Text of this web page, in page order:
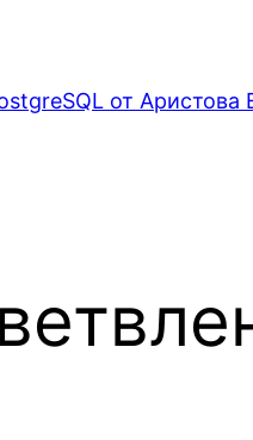
от Аристова